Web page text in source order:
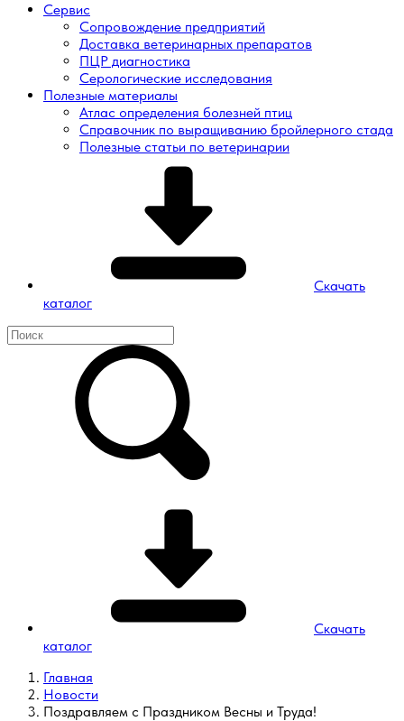
Сервис
Сопровождение предприятий
Доставка ветеринарных препаратов
ПЦР диагностика
Серологические исследования
Полезные материалы
Атлас определения болезней птиц
Справочник по выращиванию бройлерного стада
Полезные статьи по ветеринарии
Скачать
каталог
Скачать
каталог
Главная
Новости
Поздравляем с Праздником Весны и Труда!